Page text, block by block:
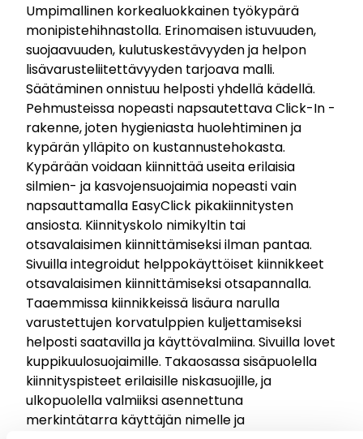
Umpimallinen korkealuokkainen työkypärä
monipistehihnastolla. Erinomaisen istuvuuden,
suojaavuuden, kulutuskestävyyden ja helpon
lisävarusteliitettävyyden tarjoava malli.
Säätäminen onnistuu helposti yhdellä kädellä.
Pehmusteissa nopeasti napsautettava Click-In -
rakenne, joten hygieniasta huolehtiminen ja
kypärän ylläpito on kustannustehokasta.
Kypärään voidaan kiinnittää useita erilaisia
silmien- ja kasvojensuojaimia nopeasti vain
napsauttamalla EasyClick pikakiinnitysten
ansiosta. Kiinnityskolo nimikyltin tai
otsavalaisimen kiinnittämiseksi ilman pantaa.
Sivuilla integroidut helppokäyttöiset kiinnikkeet
otsavalaisimen kiinnittämiseksi otsapannalla.
Taaemmissa kiinnikkeissä lisäura narulla
varustettujen korvatulppien kuljettamiseksi
helposti saatavilla ja käyttövalmiina. Sivuilla lovet
kuppikuulosuojaimille. Takaosassa sisäpuolella
kiinnityspisteet erilaisille niskasuojille, ja
ulkopuolella valmiiksi asennettuna
merkintätarra käyttäjän nimelle ja